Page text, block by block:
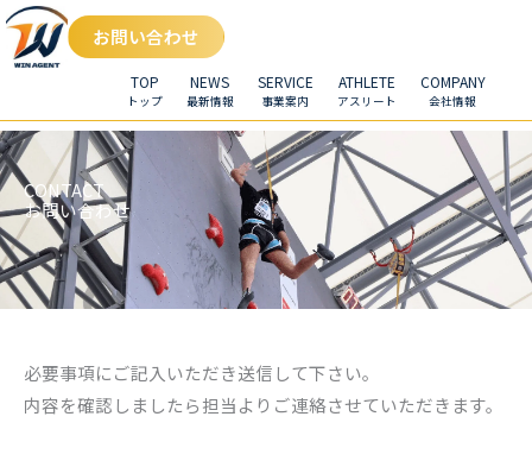
お問い合わせ
TOP
トップ
NEWS
最新情報
SERVICE
事業案内
ATHLETE
アスリート
COMPANY
会社情報
CONTACT
お問い合わせ
必要事項にご記入いただき送信して下さい。
内容を確認しましたら担当よりご連絡させていただきます。